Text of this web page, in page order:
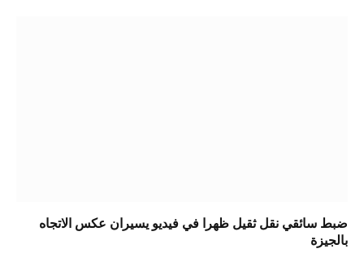
ضبط سائقي نقل ثقيل ظهرا في فيديو يسيران عكس الاتجاه
بالجيزة